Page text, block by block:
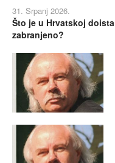
31. Srpanj 2026.
Što je u Hrvatskoj doista
zabranjeno?